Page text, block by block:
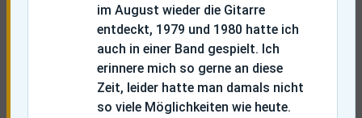
im August wieder die Gitarre
entdeckt, 1979 und 1980 hatte ich
auch in einer Band gespielt. Ich
erinnere mich so gerne an diese
Zeit, leider hatte man damals nicht
so viele Möglichkeiten wie heute.